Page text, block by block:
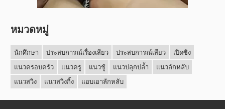
หมวดหมู่
นักศึกษา ประสบการณ์เรื่องเสียว ประสบการณ์เสียว
เปิดซิง
แนวครอบครัว
แนวครู แนวชู้ แนวปลุกปล้ำ
แนวลักหลับ
แนวสวิง
แนวสวิงกิ้ง แอบเอาลักหลับ